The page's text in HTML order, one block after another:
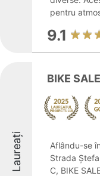
pentru
9.1
Laureați
BIKE
Aflându-se
Strada
C, BIKE